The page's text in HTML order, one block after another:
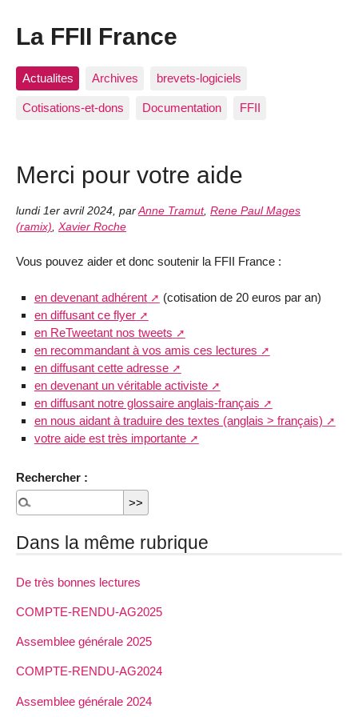
La FFII France
Actualites Archives brevets-logiciels
Cotisations-et-dons Documentation FFII
Merci pour votre aide
lundi 1er avril 2024 par Anne Tramut, Rene Paul Mages
(ramix) Xavier Roche
Vous pouvez aider et donc soutenir la FFII France :
en devenant adhérent
(cotisation de 20 euros par an)
en diffusant ce flyer
en ReTweetant nos tweets
en recommandant à vos amis ces lectures
en diffusant cette adresse
en devenant un véritable activiste
en diffusant notre glossaire anglais-français
en nous aidant à traduire des textes (anglais > français)
votre aide est très importante
Rechercher :
Dans la même rubrique
De très bonnes lectures
COMPTE-RENDU-AG2025
Assemblee générale 2025
COMPTE-RENDU-AG2024
Assemblee générale 2024